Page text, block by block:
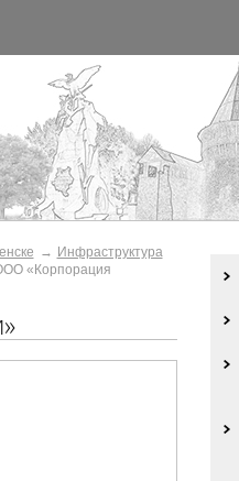
Инфраструктура
«Корпорация